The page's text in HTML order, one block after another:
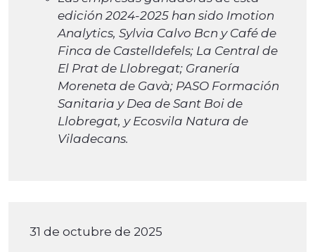
edición 2024-2025 han sido Imotion
Analytics, Sylvia Calvo Bcn y Café de
Finca de Castelldefels; La Central de
El Prat de Llobregat; Granería
Moreneta de Gavà; PASO Formación
Sanitaria y Dea de Sant Boi de
Llobregat, y Ecosvila Natura de
Viladecans.
31 de octubre de 2025